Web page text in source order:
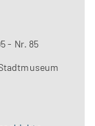
- Nr. 85